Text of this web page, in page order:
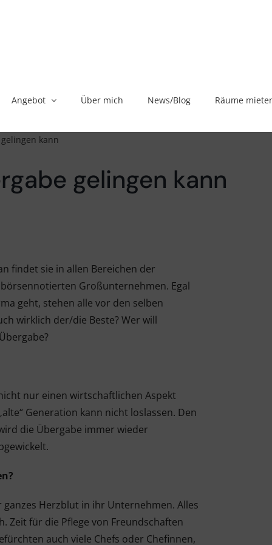
Angebot Über mich News/Blog Räume
kann
gelingen kann
findet sie in allen Bereichen der
Großunternehmen. Egal
geht, stehen alle vor den selben
wirklich der/die Beste? Wer will
nur einen wirtschaftlichen Aspekt
Generation kann nicht loslassen. Den
die Übergabe immer wieder
Herzblut in ihr Unternehmen. Alles
Zeit für die Pflege von Freundschaften
auch viele Chefs oder Chefinnen,